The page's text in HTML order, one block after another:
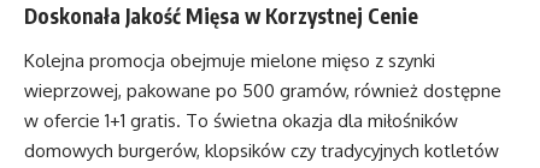
Doskonała Jakość Mięsa w Korzystnej Cenie
Kolejna promocja obejmuje mielone mięso z szynki
wieprzowej, pakowane po 500 gramów, również dostępne
w ofercie 1+1 gratis. To świetna okazja dla miłośników
domowych burgerów, klopsików czy tradycyjnych kotletów